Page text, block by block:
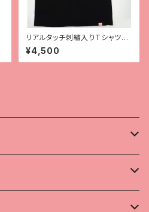
リアルタッチ刺繡入りTシャツ
【レオパ（ハイイエロー）】
¥4,500